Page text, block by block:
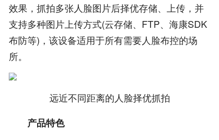
效果，抓拍多张人脸图片后择优存储、上传，并
支持多种图片上传方式(云存储、FTP、海康SDK
布防等)，该设备适用于所有需要人脸布控的场
所。
远近不同距离的人脸择优抓拍
产品特色